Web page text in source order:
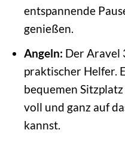
entspannende
genießen.
Angeln: Der Aravel
praktischer Helfer.
bequemen Sitzplatz
voll und ganz auf
kannst.